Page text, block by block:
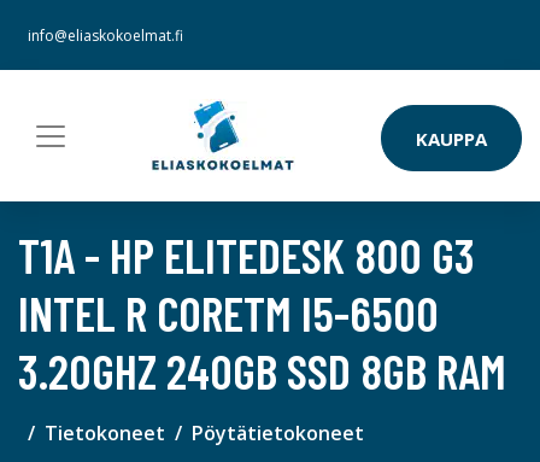
info@eliaskokoelmat.fi
KAUPPA
T1A - HP ELITEDESK 800 G3
INTEL R CORETM I5-6500
3.20GHZ 240GB SSD 8GB RAM
Tietokoneet Pöytätietokoneet